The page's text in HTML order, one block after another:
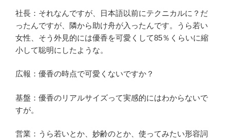
社長：それなんですが、日本語以前にテクニカルに？だ
ったんですが、隣から助け舟が入ったんです。うら若い
女性、そう外見的には優香を可愛くして85％くらいに縮
小して聡明にしたような。
広報：優香の時点で可愛くないですか？
基盤：優香のリアルサイズって実感的にはわからないで
すが。
営業：うら若いとか、妙齢のとか、使ってみたい形容詞